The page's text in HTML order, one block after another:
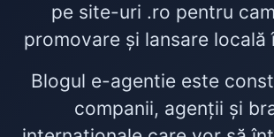
pe site-uri .ro pentru
promovare și lansare locală
Blogul e-agentie este
companii, agenții și